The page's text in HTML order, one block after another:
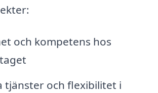
och kompetens hos
tjänster och flexibilitet i